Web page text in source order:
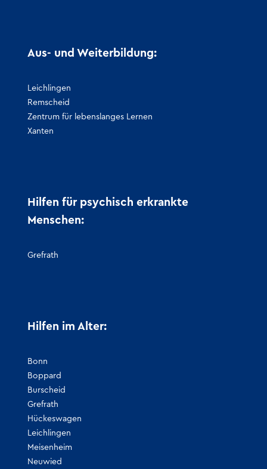
Aus- und Weiterbildung:
Leichlingen
Remscheid
Zentrum für lebenslanges Lernen
Xanten
Hilfen für psychisch erkrankte
Menschen:
Grefrath
Hilfen im Alter:
Bonn
Boppard
Burscheid
Grefrath
Hückeswagen
Leichlingen
Meisenheim
Neuwied